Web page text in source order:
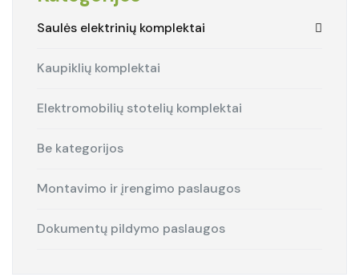
Saulės elektrinių komplektai
Kaupiklių komplektai
Elektromobilių stotelių komplektai
Be kategorijos
Montavimo ir įrengimo paslaugos
Dokumentų pildymo paslaugos